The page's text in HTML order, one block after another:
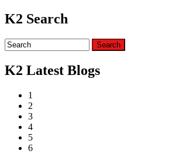
K2 Search
K2 Latest Blogs
1
2
3
4
5
6